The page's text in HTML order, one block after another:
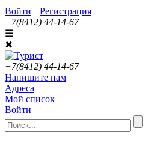
Войти
Регистрация
+7(8412) 44-14-67
☰
✖
+7(8412) 44-14-67
Напишите нам
Адреса
Мой список
Войти